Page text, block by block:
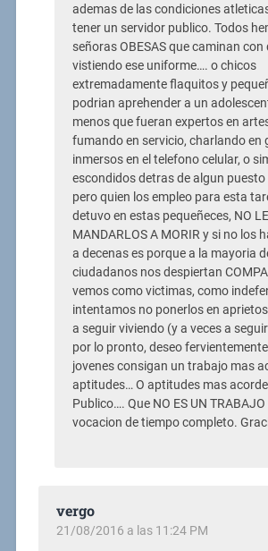
ademas de las condiciones
tener un servidor publico. Todos
señoras OBESAS que caminan
vistiendo ese uniforme…. o chicos
extremadamente flaquitos y
podrian aprehender a un
menos que fueran expertos en
fumando en servicio, charlando en
inmersos en el telefono celular, o
escondidos detras de algun puesto
pero quien los empleo para esta
detuvo en estas pequeñeces, NO
MANDARLOS A MORIR y si no los
a decenas es porque a la mayoria
ciudadanos nos despiertan
vemos como victimas, como
intentamos no ponerlos en
a seguir viviendo (y a veces a
por lo pronto, deseo
jovenes consigan un trabajo mas
aptitudes… O aptitudes mas
Publico…. Que NO ES UN
vocacion de tiempo completo.
vergo
21/08/2016 a las 11:24 PM